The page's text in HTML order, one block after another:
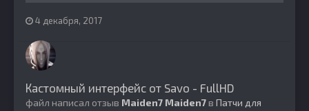
4 декабря, 2017
Кастомный интерфейс от Savo - FullHD
файл написал отзыв Maiden7 Maiden7в Патчи для